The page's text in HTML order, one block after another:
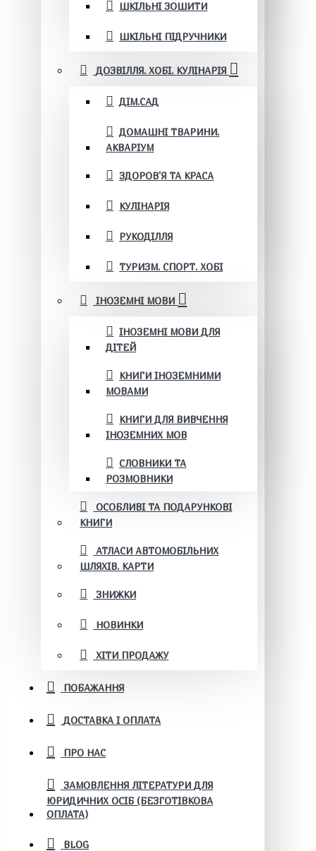
ШКІЛЬНІ ЗОШИТИ
ШКІЛЬНІ ПІДРУЧНИКИ
ДОЗВІЛЛЯ. ХОБІ. КУЛІНАРІЯ
ДІМ.САД
ДОМАШНІ ТВАРИНИ.
АКВАРІУМ
ЗДОРОВ'Я ТА КРАСА
КУЛІНАРІЯ
РУКОДІЛЛЯ
ТУРИЗМ. СПОРТ. ХОБІ
ІНОЗЕМНІ МОВИ
ІНОЗЕМНІ МОВИ ДЛЯ
ДІТЕЙ
КНИГИ ІНОЗЕМНИМИ
МОВАМИ
КНИГИ ДЛЯ ВИВЧЕННЯ
ІНОЗЕМНИХ МОВ
СЛОВНИКИ ТА
РОЗМОВНИКИ
ОСОБЛИВІ ТА ПОДАРУНКОВІ
КНИГИ
АТЛАСИ АВТОМОБІЛЬНИХ
ШЛЯХІВ. КАРТИ
ЗНИЖКИ
НОВИНКИ
ХІТИ ПРОДАЖУ
ПОБАЖАННЯ
ДОСТАВКА І ОПЛАТА
ПРО НАС
ЗАМОВЛЕННЯ ЛІТЕРАТУРИ ДЛЯ
ЮРИДИЧНИХ ОСІБ (БЕЗГОТІВКОВА
ОПЛАТА)
BLOG